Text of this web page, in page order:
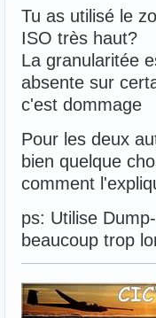
Tu as utilisé le
ISO très haut?
La granularitée
absente sur
c'est dommage
Pour les deux
bien quelque
comment
ps: Utilise
beaucoup trop